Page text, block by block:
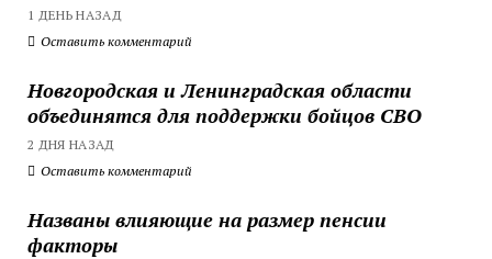
1 ДЕНЬ НАЗАД
Оставить комментарий
Новгородская и Ленинградская области
объединятся для поддержки бойцов СВО
2 ДНЯ НАЗАД
Оставить комментарий
Названы влияющие на размер пенсии
факторы